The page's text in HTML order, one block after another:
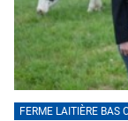
FERME LAITIÈRE BAS